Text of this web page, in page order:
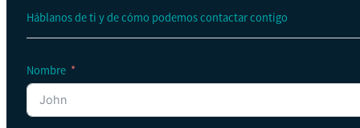
Háblanos de ti y de cómo podemos contactar contigo
Nombre